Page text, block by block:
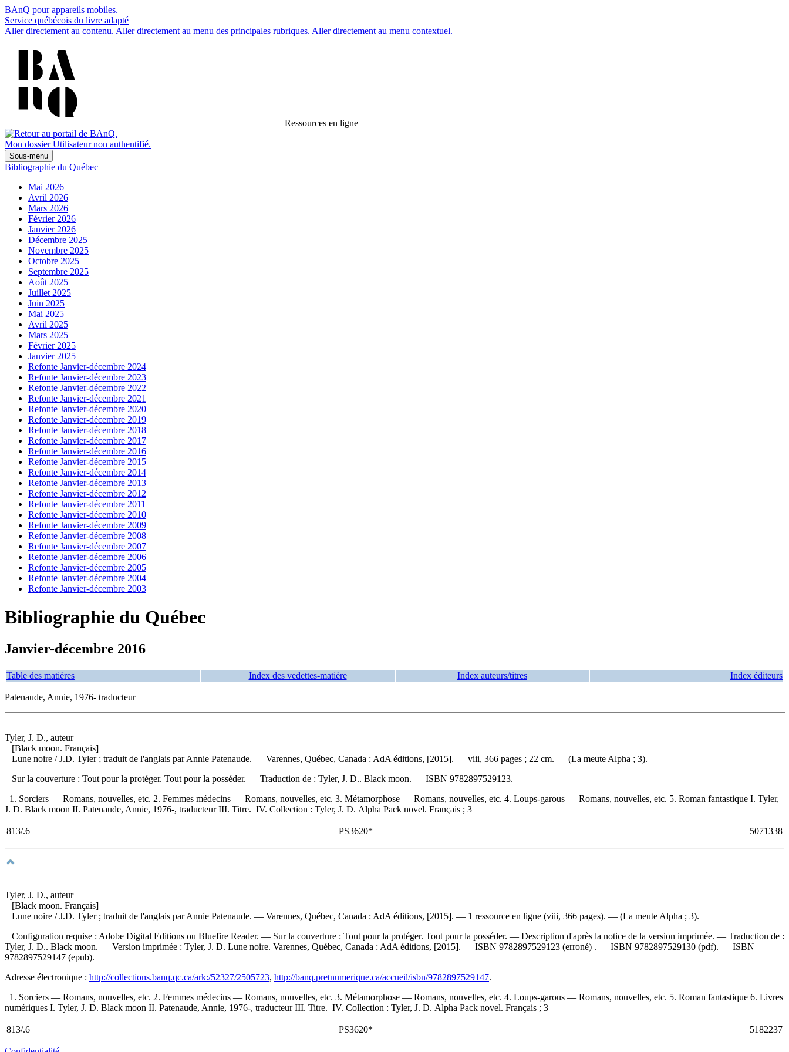
BAnQ pour appareils mobiles.
Service québécois du livre adapté
Aller directement au contenu. Aller directement au menu des principales rubriques. Aller directement au menu contextuel.
Ressources en ligne
Mon dossier Utilisateur non authentifié.
Sous-menu
Bibliographie du Québec
Mai 2026
Avril 2026
Mars 2026
Février 2026
Janvier 2026
Décembre 2025
Novembre 2025
Octobre 2025
Septembre 2025
Août 2025
Juillet 2025
Juin 2025
Mai 2025
Avril 2025
Mars 2025
Février 2025
Janvier 2025
Refonte Janvier-décembre 2024
Refonte Janvier-décembre 2023
Refonte Janvier-décembre 2022
Refonte Janvier-décembre 2021
Refonte Janvier-décembre 2020
Refonte Janvier-décembre 2019
Refonte Janvier-décembre 2018
Refonte Janvier-décembre 2017
Refonte Janvier-décembre 2016
Refonte Janvier-décembre 2015
Refonte Janvier-décembre 2014
Refonte Janvier-décembre 2013
Refonte Janvier-décembre 2012
Refonte Janvier-décembre 2011
Refonte Janvier-décembre 2010
Refonte Janvier-décembre 2009
Refonte Janvier-décembre 2008
Refonte Janvier-décembre 2007
Refonte Janvier-décembre 2006
Refonte Janvier-décembre 2005
Refonte Janvier-décembre 2004
Refonte Janvier-décembre 2003
Bibliographie du Québec
Janvier-décembre 2016
Table des matières Index des vedettes-matière Index auteurs/titres Index éditeurs
Patenaude, Annie, 1976- traducteur
Tyler, J. D., auteur
[Black moon. Français]
Lune noire / J.D. Tyler ; traduit de l'anglais par Annie Patenaude. — Varennes, Québec, Canada : AdA éditions, [2015]. — viii, 366 pages ; 22 cm. — (La meute Alpha ; 3).
Sur la couverture : Tout pour la protéger. Tout pour la posséder. — Traduction de : Tyler, J. D.. Black moon. — ISBN 9782897529123.
1. Sorciers — Romans, nouvelles, etc. 2. Femmes médecins — Romans, nouvelles, etc. 3. Métamorphose — Romans, nouvelles, etc. 4. Loups-garous — Romans, nouvelles, etc. 5. Roman fantastique I. Tyler,
J. D. Black moon II. Patenaude, Annie, 1976-, traducteur III. Titre. IV. Collection : Tyler, J. D. Alpha Pack novel. Français ; 3
813/.6 PS3620* 5071338
Tyler, J. D., auteur
[Black moon. Français]
Lune noire / J.D. Tyler ; traduit de l'anglais par Annie Patenaude. — Varennes, Québec, Canada : AdA éditions, [2015]. — 1 ressource en ligne (viii, 366 pages). — (La meute Alpha ; 3).
Configuration requise : Adobe Digital Editions ou Bluefire Reader. — Sur la couverture : Tout pour la protéger. Tout pour la posséder. — Description d'après la notice de la version imprimée. — Traduction de :
Tyler, J. D.. Black moon. — Version imprimée : Tyler, J. D. Lune noire. Varennes, Québec, Canada : AdA éditions, [2015]. — ISBN 9782897529123 (erroné) . — ISBN 9782897529130 (pdf). — ISBN
9782897529147 (epub).
Adresse électronique : http://collections.banq.qc.ca/ark:/52327/2505723, http://banq.pretnumerique.ca/accueil/isbn/9782897529147.
1. Sorciers — Romans, nouvelles, etc. 2. Femmes médecins — Romans, nouvelles, etc. 3. Métamorphose — Romans, nouvelles, etc. 4. Loups-garous — Romans, nouvelles, etc. 5. Roman fantastique 6. Livres
numériques I. Tyler, J. D. Black moon II. Patenaude, Annie, 1976-, traducteur III. Titre. IV. Collection : Tyler, J. D. Alpha Pack novel. Français ; 3
813/.6 PS3620* 5182237